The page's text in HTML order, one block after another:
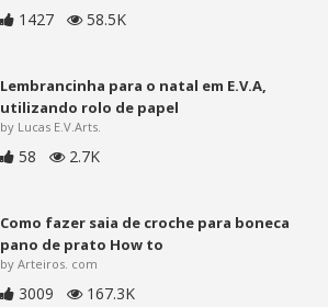
1427 58.5K
Lembrancinha para o natal em E.V.A,
utilizando rolo de papel
by Lucas E.V.Arts.
58 2.7K
Como fazer saia de croche para boneca
pano de prato How to
by Arteiros. com
3009 167.3K